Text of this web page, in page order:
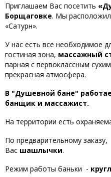
Приглашаем Вас посетить
Борщаговке. Мы
«Сатурн».
У нас есть все необходимое
гостиная зона, массажный
парная с первоклассным
прекрасная атмосфера.
В "Душевной бане"
банщик и массажист.
На территории есть
По предварительному
Вас шашлычки.
Режим работы баньки -